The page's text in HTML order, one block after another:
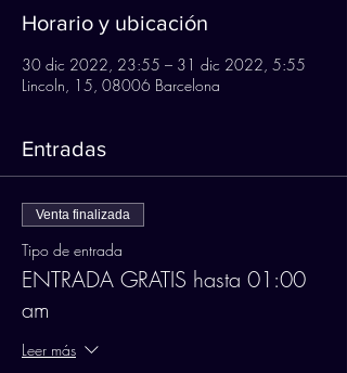
Horario y ubicación
30 dic 2022, 23:55 – 31 dic 2022, 5:55
Lincoln, 15, 08006 Barcelona
Entradas
Venta finalizada
Tipo de entrada
ENTRADA GRATIS hasta 01:00
am
Leer más